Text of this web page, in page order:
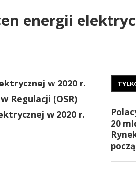
energii
w 2020 r.
Regulacji (OSR)
w 2020 r.
20